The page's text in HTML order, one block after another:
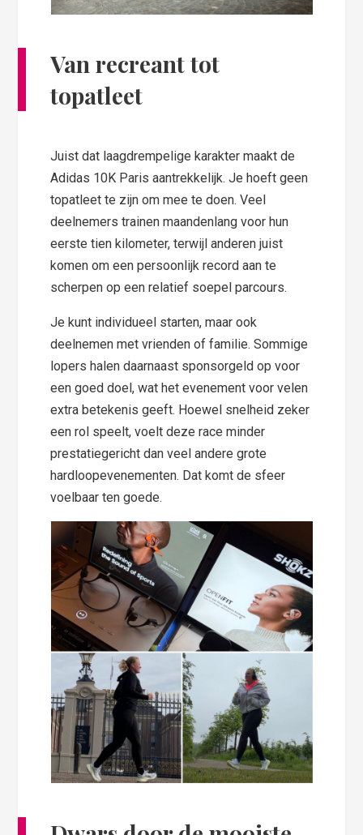
Van recreant tot
topatleet
Juist dat laagdrempelige karakter maakt de
Adidas 10K Paris aantrekkelijk. Je hoeft geen
topatleet te zijn om mee te doen. Veel
deelnemers trainen maandenlang voor hun
eerste tien kilometer, terwijl anderen juist
komen om een persoonlijk record aan te
scherpen op een relatief soepel parcours.
Je kunt individueel starten, maar ook
deelnemen met vrienden of familie. Sommige
lopers halen daarnaast sponsorgeld op voor
een goed doel, wat het evenement voor velen
extra betekenis geeft. Hoewel snelheid zeker
een rol speelt, voelt deze race minder
prestatiegericht dan veel andere grote
hardloopevenementen. Dat komt de sfeer
voelbaar ten goede.